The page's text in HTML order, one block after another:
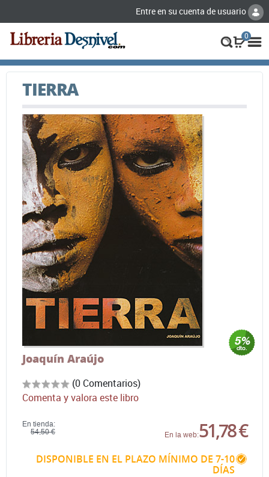
Entre en su cuenta de usuario
0
TIERRA
Joaquín Araújo
(0 Comentarios)
Comenta y valora este libro
En tienda:
54,50 €
En la web:51,78 €
DISPONIBLE EN EL PLAZO MÍNIMO DE 7-10
DÍAS